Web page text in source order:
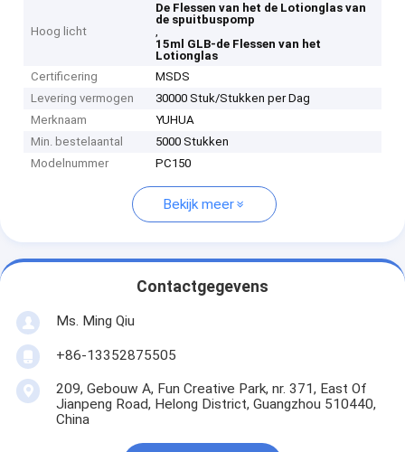
Hoog licht
De Flessen van het de Lotionglas van
de spuitbuspomp
,
15ml GLB-de Flessen van het
Lotionglas
Certificering
MSDS
Levering vermogen
30000 Stuk/Stukken per Dag
Merknaam
YUHUA
Min. bestelaantal
5000 Stukken
Modelnummer
PC150
Bekijk meer
Contactgegevens
Ms. Ming Qiu
+86-13352875505
209, Gebouw A, Fun Creative Park, nr. 371, East Of
Jianpeng Road, Helong District, Guangzhou 510440,
China